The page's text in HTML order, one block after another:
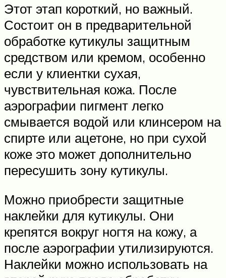
Этот этап короткий, но важный.
Состоит он в предварительной
обработке кутикулы защитным
средством или кремом, особенно
если у клиентки сухая,
чувствительная кожа. После
аэрографии пигмент легко
смывается водой или клинсером на
спирте или ацетоне, но при сухой
коже это может дополнительно
пересушить зону кутикулы.
Можно приобрести защитные
наклейки для кутикулы. Они
крепятся вокруг ногтя на кожу, а
после аэрографии утилизируются.
Наклейки можно использовать на